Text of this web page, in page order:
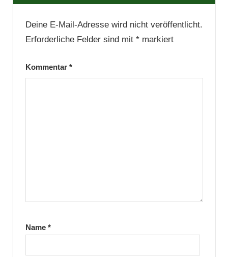
Deine E-Mail-Adresse wird nicht veröffentlicht.
Erforderliche Felder sind mit *markiert
Kommentar *
Name *